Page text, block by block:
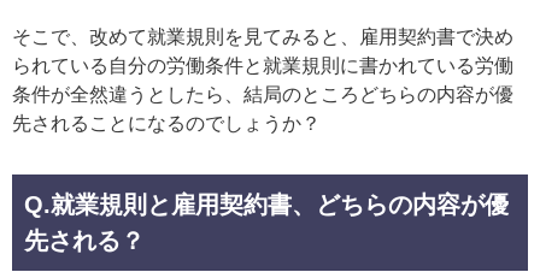
そこで、改めて就業規則を見てみると、雇用契約書で決め
られている自分の労働条件と就業規則に書かれている労働
条件が全然違うとしたら、結局のところどちらの内容が優
先されることになるのでしょうか？
Q.就業規則と雇用契約書、どちらの内容が優
先される？